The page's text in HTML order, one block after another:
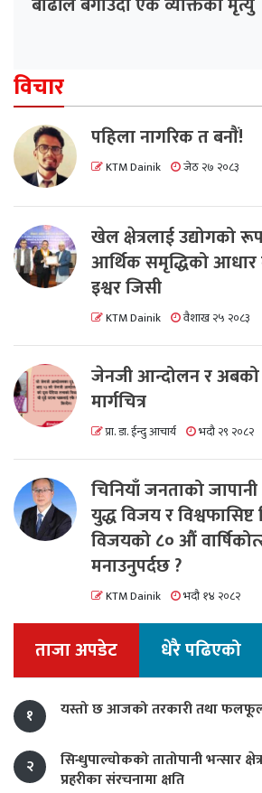
विचार
पहिला नागरिक त बनाैं!
KTM Dainik जेठ २७ २०८३
खेल क्षेत्रलाई उद्योगको
आर्थिक समृद्धिको आधार
इश्वर जिसी
KTM Dainik वैशाख २५ २०८३
जेनजी आन्दोलन र अबको
मार्गचित्र
प्रा. डा. ईन्दु आचार्य भदौ २९ २०८२
चिनियाँ जनताको
युद्ध विजय र विश्वफासिष्ट
विजयको ८० औं
मनाउनुपर्दछ ?
KTM Dainik भदौ १४ २०८२
ताजा अपडेट धेरै पढिएको
१ यस्तो छ आजको तरकारी तथा
२
सिन्धुपाल्चोकको तातोपानी भन्सार
प्रहरीका संरचनामा क्षति